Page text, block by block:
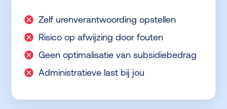
Zelf urenverantwoording opstellen
Risico op afwijzing door fouten
Geen optimalisatie van subsidiebedrag
Administratieve last bij jou